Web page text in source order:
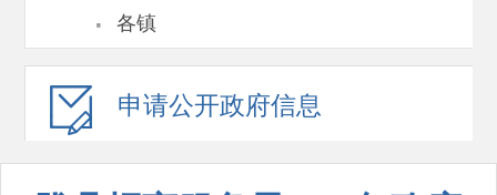
· 各镇
申请公开政府信息